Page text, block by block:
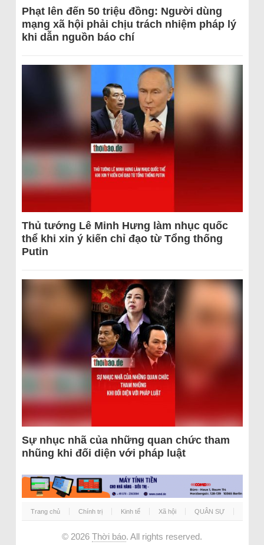
Phạt lên đến 50 triệu đồng: Người dùng
mạng xã hội phải chịu trách nhiệm pháp lý
khi dẫn nguồn báo chí
Thủ tướng Lê Minh Hưng làm nhục quốc
thể khi xin ý kiến chỉ đạo từ Tổng thống
Putin
Sự nhục nhã của những quan chức tham
nhũng khi đối diện với pháp luật
Trang chủ Chính trị Kinh tế Xã hội QUÂN SỰ
© 2026 Thời báo. All rights reserved.